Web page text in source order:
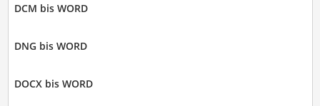
DCM bis WORD
DNG bis WORD
DOCX bis WORD